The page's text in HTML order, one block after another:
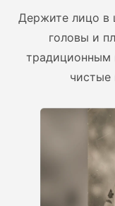
Держите лицо в
головы и
традиционным
чистые